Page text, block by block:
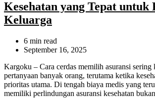
Kesehatan yang Tepat untuk
Keluarga
Estimated
read
6 min read
September 16, 2025
Kargoku – Cara cerdas memilih asuransi sering
pertanyaan banyak orang, terutama ketika
prioritas utama. Di tengah biaya medis yang
memiliki perlindungan asuransi kesehatan